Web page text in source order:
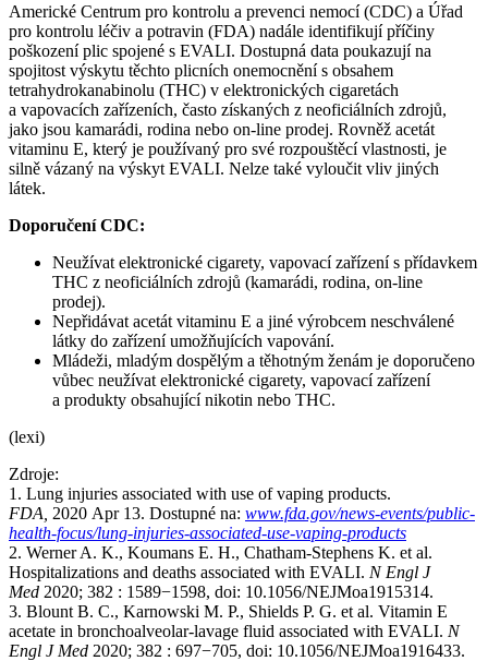
Americké Centrum pro kontrolu a prevenci nemocí (CDC) a Úřad
pro kontrolu léčiv a potravin (FDA) nadále identifikují příčiny
poškození plic spojené s EVALI. Dostupná data poukazují na
spojitost výskytu těchto plicních onemocnění s obsahem
tetrahydrokanabinolu (THC) v elektronických cigaretách
a vapovacích zařízeních, často získaných z neoficiálních zdrojů,
jako jsou kamarádi, rodina nebo on-line prodej. Rovněž acetát
vitaminu E, který je používaný pro své rozpouštěcí vlastnosti, je
silně vázaný na výskyt EVALI. Nelze také vyloučit vliv jiných
látek.
Doporučení CDC:
Neužívat elektronické cigarety, vapovací zařízení s přídavkem
THC z neoficiálních zdrojů (kamarádi, rodina, on-line
prodej).
Nepřidávat acetát vitaminu E a jiné výrobcem neschválené
látky do zařízení umožňujících vapování.
Mládeži, mladým dospělým a těhotným ženám je doporučeno
vůbec neužívat elektronické cigarety, vapovací zařízení
a produkty obsahující nikotin nebo THC.
(lexi)
Zdroje:
1. Lung injuries associated with use of vaping products.
FDA, 2020 Apr 13. Dostupné na: www.fda.gov/news-events/public-
health-focus/lung-injuries-associated-use-vaping-products
2. Werner A. K., Koumans E. H., Chatham-Stephens K. et al.
Hospitalizations and deaths associated with EVALI. N Engl J
Med 2020; 382 : 1589−1598, doi: 10.1056/NEJMoa1915314.
3. Blount B. C., Karnowski M. P., Shields P. G. et al. Vitamin E
acetate in bronchoalveolar-lavage fluid associated with EVALI. N
Engl J Med 2020; 382 : 697−705, doi: 10.1056/NEJMoa1916433.